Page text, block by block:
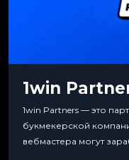
1win
1win Partners — это
букмекерской
вебмастера могут